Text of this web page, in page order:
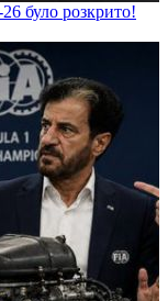
було розкрито!